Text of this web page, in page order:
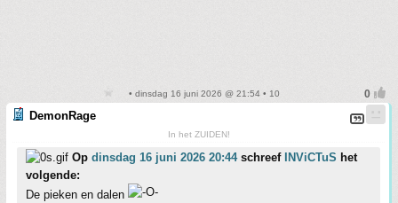
• dinsdag 16 juni 2026 @ 21:54 • 10
DemonRage
In het ZUIDEN!
Op dinsdag 16 juni 2026 20:44schreef INViCTuS het
volgende:
De pieken en dalen